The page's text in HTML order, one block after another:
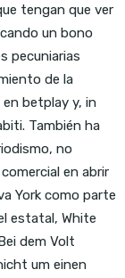
tengan que ver
un bono
pecuniarias
de la
betplay y, in
También ha
no
en abrir
York como parte
estatal, White
dem Volt
um einen